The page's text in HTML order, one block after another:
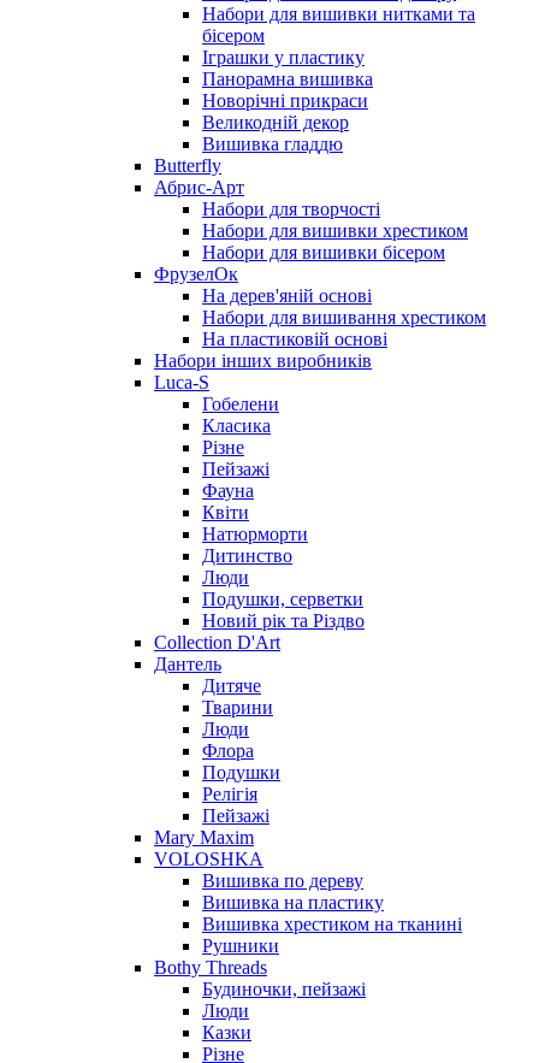
Набори для вишивки нитками та
бісером
Іграшки у пластику
Панорамна вишивка
Новорічні прикраси
Великодній декор
Вишивка гладдю
Butterfly
Абрис-Арт
Набори для творчості
Набори для вишивки хрестиком
Набори для вишивки бісером
ФрузелОк
На дерев'яній основі
Набори для вишивання хрестиком
На пластиковій основі
Набори інших виробників
Luca-S
Гобелени
Класика
Різне
Пейзажі
Фауна
Квіти
Натюрморти
Дитинство
Люди
Подушки, серветки
Новий рік та Різдво
Collection D'Art
Дантель
Дитяче
Тварини
Люди
Флора
Подушки
Релігія
Пейзажі
Mary Maxim
VOLOSHKA
Вишивка по дереву
Вишивка на пластику
Вишивка хрестиком на тканині
Рушники
Bothy Threads
Будиночки, пейзажі
Люди
Казки
Різне